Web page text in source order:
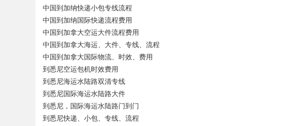
中国到加纳快递小包专线流程
中国到加纳国际快递流程费用
中国到加拿大空运大件流程费用
中国到加拿大海运、大件、专线、流程
中国到加拿大国际物流、时效、费用
到悉尼空运包机时效费用
到悉尼海运水陆路双清专线
到悉尼国际海运水陆路大件
到悉尼，国际海运水陆路门到门
到悉尼快递、小包、专线、流程